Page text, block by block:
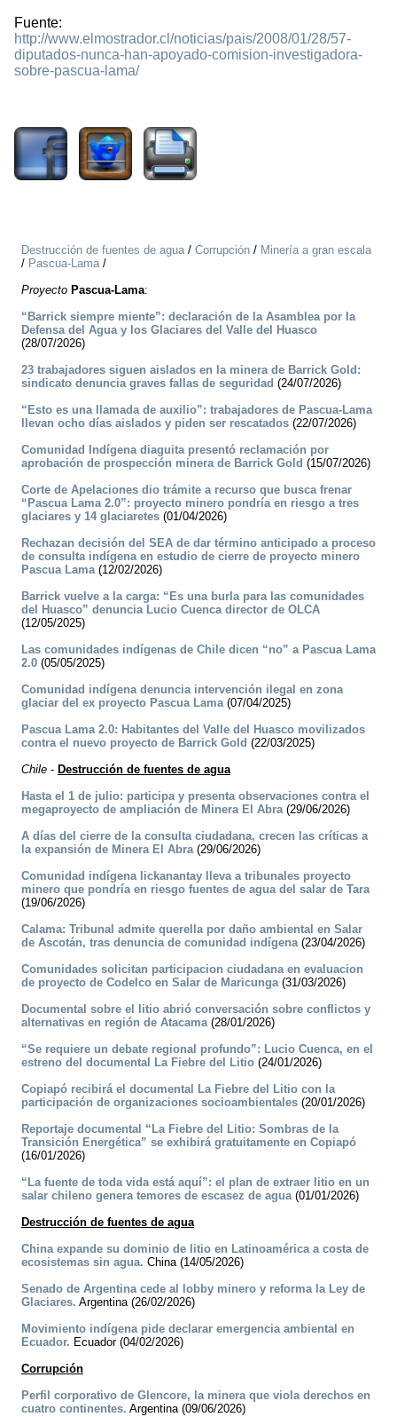
Fuente:
http://www.elmostrador.cl/noticias/pais/2008/01/28/57-
diputados-nunca-han-apoyado-comision-investigadora-
sobre-pascua-lama/
Destrucción de fuentes de agua/ Corrupción / Minería a gran escala
/ Pascua-Lama/
Proyecto Pascua-Lama:
“Barrick siempre miente”: declaración de la Asamblea por la
Defensa del Agua y los Glaciares del Valle del Huasco
(28/07/2026)
23 trabajadores siguen aislados en la minera de Barrick Gold:
sindicato denuncia graves fallas de seguridad (24/07/2026)
“Esto es una llamada de auxilio”: trabajadores de Pascua-Lama
llevan ocho días aislados y piden ser rescatados (22/07/2026)
Comunidad Indígena diaguita presentó reclamación por
aprobación de prospección minera de Barrick Gold (15/07/2026)
Corte de Apelaciones dio trámite a recurso que busca frenar
“Pascua Lama 2.0”: proyecto minero pondría en riesgo a tres
glaciares y 14 glaciaretes (01/04/2026)
Rechazan decisión del SEA de dar término anticipado a proceso
de consulta indígena en estudio de cierre de proyecto minero
Pascua Lama(12/02/2026)
Barrick vuelve a la carga: “Es una burla para las comunidades
del Huasco” denuncia Lucio Cuenca director de OLCA
(12/05/2025)
Las comunidades indígenas de Chile dicen “no” a Pascua Lama
2.0 (05/05/2025)
Comunidad indígena denuncia intervención ilegal en zona
glaciar del ex proyecto Pascua Lama(07/04/2025)
Pascua Lama 2.0: Habitantes del Valle del Huasco movilizados
contra el nuevo proyecto de Barrick Gold (22/03/2025)
Chile - Destrucción de fuentes de agua
Hasta el 1 de julio: participa y presenta observaciones contra el
megaproyecto de ampliación de Minera El Abra(29/06/2026)
A días del cierre de la consulta ciudadana, crecen las críticas a
la expansión de Minera El Abra(29/06/2026)
Comunidad indígena lickanantay lleva a tribunales proyecto
minero que pondría en riesgo fuentes de agua del salar de Tara
(19/06/2026)
Calama: Tribunal admite querella por daño ambiental en Salar
de Ascotán, tras denuncia de comunidad indígena(23/04/2026)
Comunidades solicitan participacion ciudadana en evaluacion
de proyecto de Codelco en Salar de Maricunga(31/03/2026)
Documental sobre el litio abrió conversación sobre conflictos y
alternativas en región de Atacama(28/01/2026)
“Se requiere un debate regional profundo”: Lucio Cuenca, en el
estreno del documental La Fiebre del Litio (24/01/2026)
Copiapó recibirá el documental La Fiebre del Litio con la
participación de organizaciones socioambientales (20/01/2026)
Reportaje documental “La Fiebre del Litio: Sombras de la
Transición Energética” se exhibirá gratuitamente en Copiapó
(16/01/2026)
“La fuente de toda vida está aquí”: el plan de extraer litio en un
salar chileno genera temores de escasez de agua(01/01/2026)
Destrucción de fuentes de agua
China expande su dominio de litio en Latinoamérica a costa de
ecosistemas sin agua. China (14/05/2026)
Senado de Argentina cede al lobby minero y reforma la Ley de
Glaciares. Argentina (26/02/2026)
Movimiento indígena pide declarar emergencia ambiental en
Ecuador. Ecuador (04/02/2026)
Corrupción
Perfil corporativo de Glencore, la minera que viola derechos en
cuatro continentes. Argentina (09/06/2026)